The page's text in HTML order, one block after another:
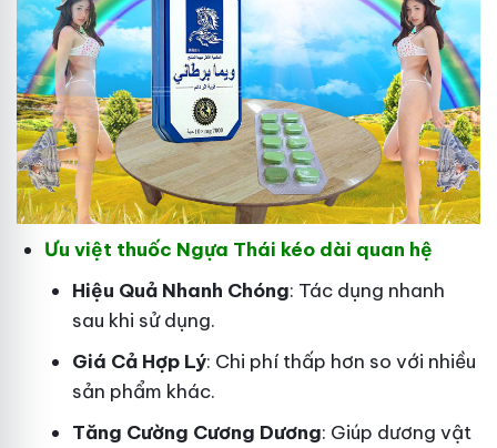
Ưu việt thuốc Ngựa Thái kéo dài quan hệ
Hiệu Quả Nhanh Chóng: Tác dụng nhanh
sau khi sử dụng.
Giá Cả Hợp Lý: Chi phí thấp hơn so với nhiều
sản phẩm khác.
Tăng Cường Cương Dương: Giúp dương vật